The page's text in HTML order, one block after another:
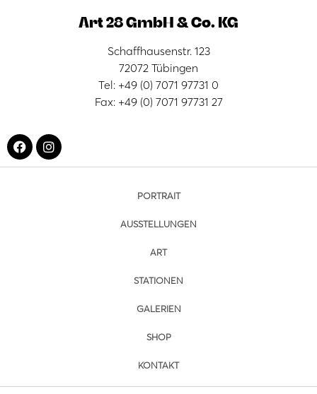
Art 28 GmbH & Co. KG
Schaffhausenstr. 123
72072 Tübingen
Tel: +49 (0) 7071 97731 0
Fax: +49 (0) 7071 97731 27
PORTRAIT
AUSSTELLUNGEN
ART
STATIONEN
GALERIEN
SHOP
KONTAKT